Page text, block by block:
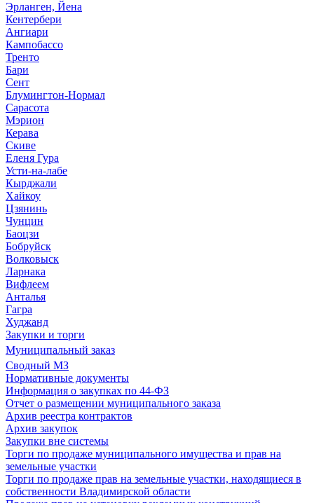
Эрланген, Йена
Кентербери
Ангиари
Кампобассо
Тренто
Бари
Сент
Блумингтон-Нормал
Сарасота
Мэрион
Керава
Скиве
Еленя Гура
Усти-на-лабе
Кырджали
Хайкоу
Цзянинь
Чунцин
Баоцзи
Бобруйск
Волковыск
Ларнака
Вифлеем
Анталья
Гагра
Худжанд
Закупки и торги
Муниципальный заказ
Сводный МЗ
Нормативные документы
Информация о закупках по 44-ФЗ
Отчет о размещении муниципального заказа
Архив реестра контрактов
Архив закупок
Закупки вне системы
Торги по продаже муниципального имущества и прав на
земельные участки
Торги по продаже прав на земельные участки, находящиеся в
собственности Владимирской области